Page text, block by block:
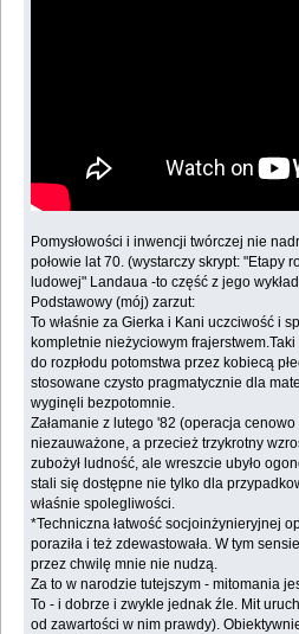
Pomysłowości i inwencji twórczej nie
połowie lat 70. (wystarczy skrypt: "Etapy
ludowej" Landaua -to część z jego
Podstawowy (mój) zarzut:
To właśnie za Gierka i Kani uczciwość i
kompletnie nieżyciowym
do rozpłodu potomstwa przez kobiecą
stosowane czysto pragmatycznie dla
wyginęli bezpotomnie.
Załamanie z lutego '82 (operacja
niezauważone, a przecież trzykrotny
zubożył ludność, ale wreszcie ubyło
stali się dostępne nie tylko dla
właśnie spolegliwości.
*Techniczna łatwość socjoinżynieryjnej
poraziła i też zdewastowała. W tym
przez chwilę mnie nie nudzą.
Za to w narodzie tutejszym - mitomania
To - i dobrze i zwykle jednak źle. Mit
od zawartości w nim prawdy).